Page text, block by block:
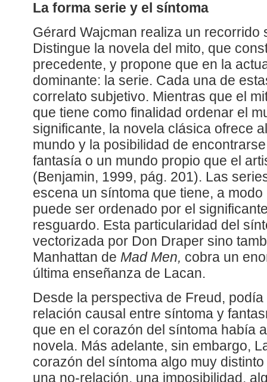
La forma serie y el síntoma
Gérard Wajcman realiza un recorrido
Distingue la novela del mito, que
precedente, y propone que en la
dominante: la serie. Cada una de
correlato subjetivo. Mientras que el
que tiene como finalidad ordenar el
significante, la novela clásica ofrece
mundo y la posibilidad de
fantasía o un mundo propio que el
(Benjamin, 1999, pág. 201). Las
escena un síntoma que tiene, a
puede ser ordenado por el
resguardo. Esta particularidad del
vectorizada por Don Draper sino
Manhattan de Mad Men, cobra un
última enseñanza de Lacan.
Desde la perspectiva de Freud,
relación causal entre síntoma y
que en el corazón del síntoma había
novela. Más adelante, sin embargo,
corazón del síntoma algo muy
una no-relación, una imposibilidad,